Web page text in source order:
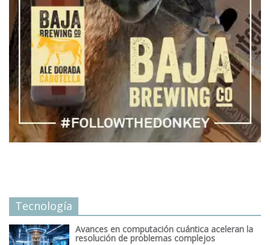
Tecnología
Avances en computación cuántica aceleran la
resolución de problemas complejos